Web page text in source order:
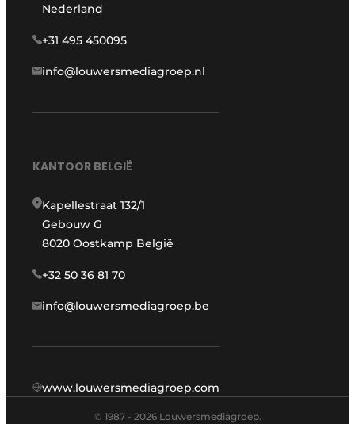
Nederland
+31 495 450095
info@louwersmediagroep.nl
KANTOOR BELGIË
Kapellestraat 132/1
Gebouw G
8020 Oostkamp België
+32 50 36 81 70
info@louwersmediagroep.be
www.louwersmediagroep.com
© 1987 - 2026 Louwersmediagroep.